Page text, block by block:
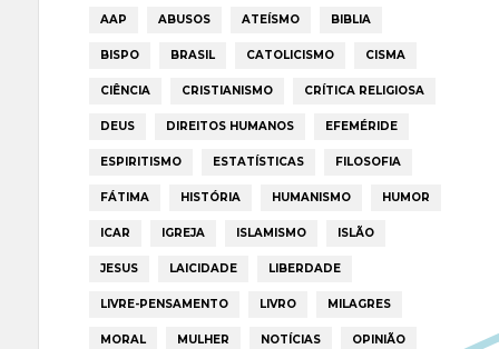
AAP ABUSOS ATEÍSMO BIBLIA
BISPO BRASIL CATOLICISMO CISMA
CIÊNCIA CRISTIANISMO CRÍTICA RELIGIOSA
DEUS DIREITOS HUMANOS EFEMÉRIDE
ESPIRITISMO ESTATÍSTICAS FILOSOFIA
FÁTIMA HISTÓRIA HUMANISMO HUMOR
ICAR IGREJA ISLAMISMO ISLÃO
JESUS LAICIDADE LIBERDADE
LIVRE-PENSAMENTO LIVRO MILAGRES
MORAL MULHER NOTÍCIAS OPINIÃO